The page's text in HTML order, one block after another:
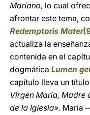
Mariano, lo cual
afrontar este tema,
Redemptoris Mater
actualiza la
contenida en el
dogmática Lumen
capítulo lleva un
Virgen María, Madre
de la Iglesia». María